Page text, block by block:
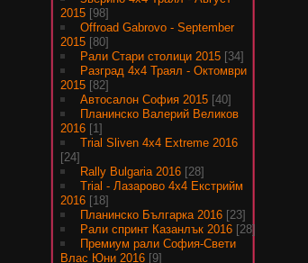
2015 [98]
Offroad Gabrovo - September
2015 [80]
Рали Стари столици 2015 [34]
Разград 4х4 Траял - Октомври
2015 [82]
Автосалон София 2015 [40]
Планинско Валерий Великов
2016 [1]
Trial Sliven 4x4 Extreme 2016
[24]
Rally Bulgaria 2016 [28]
Trial - Лазарово 4х4 Екстрийм
2016 [18]
Планинско Българка 2016 [23]
Рали спринт Казанлък 2016 [28]
Премиум рали София-Свети
Влас Юни 2016 [9]